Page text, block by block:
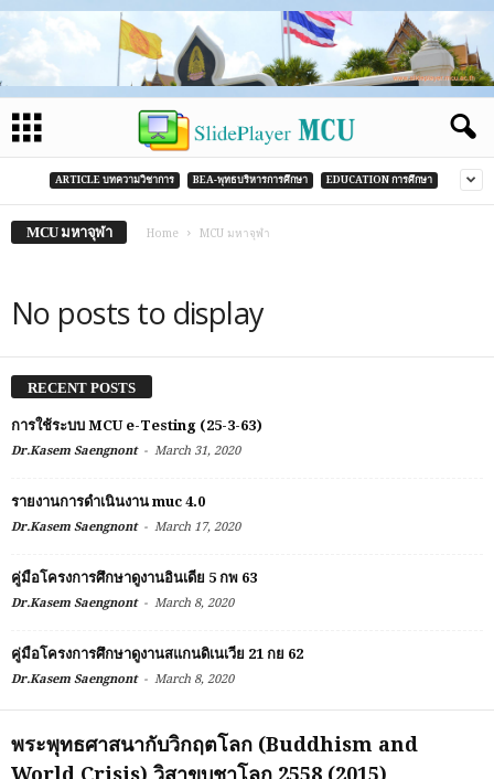
ARTICLE บทความวิชาการ BEA-พุทธบริหารการศึกษา EDUCATION การศึกษา
MCU มหาจุฬา Home MCU มหาจุฬา
No posts to display
RECENT POSTS
การใช้ระบบ MCU e-Testing (25-3-63)
Dr.Kasem Saengnont - March 31, 2020
รายงานการดำเนินงาน muc 4.0
Dr.Kasem Saengnont - March 17, 2020
คู่มือโครงการศึกษาดูงานอินเดีย 5 กพ 63
Dr.Kasem Saengnont - March 8, 2020
คู่มือโครงการศึกษาดูงานสแกนดิเนเวีย 21 กย 62
Dr.Kasem Saengnont - March 8, 2020
พระพุทธศาสนากับวิกฤตโลก (Buddhism and